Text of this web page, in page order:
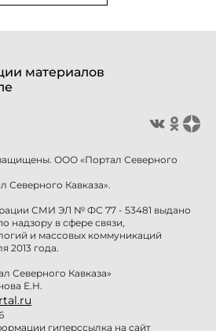
материалов
ООО «Портал Северного
Северного Кавказа».
СМИ ЭЛ № ФС 77 - 53481 выдано
надзору в сфере связи,
и массовых коммуникаций
2013 года.
Северного Кавказа»
Е.Н.
гиперссылка на сайт